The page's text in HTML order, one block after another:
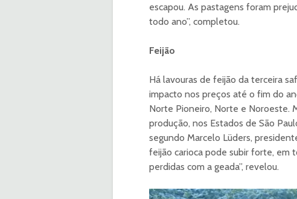
escapou. As pastagens foram
todo ano”, completou.
Feijão
Há lavouras de feijão da terceira
impacto nos preços até o fim do
Norte Pioneiro, Norte e Noroeste.
produção, nos Estados de São
segundo Marcelo Lüders,
feijão carioca pode subir forte, em
perdidas com a geada”, revelou.